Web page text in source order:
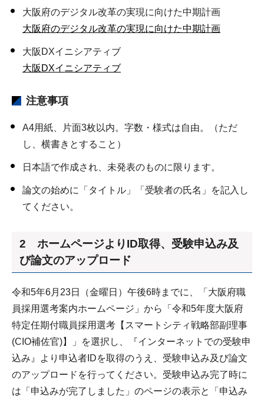
大阪府のデジタル改革の実現に向けた中期計画
大阪府のデジタル改革の実現に向けた中期計画
大阪DXイニシアティブ
大阪DXイニシアティブ
注意事項
A4用紙、片面3枚以内。字数・様式は自由。（ただ
し、横書きとすること）
日本語で作成され、未発表のものに限ります。
論文の始めに「タイトル」「受験者の氏名」を記入し
てください。
2 ホームページよりID取得、受験申込み及
び論文のアップロード
令和5年6月23日（金曜日）午後6時までに、「大阪府職
員採用選考案内ホームページ」から「令和5年度大阪府
特定任期付職員採用選考【スマートシティ戦略部副理事
(CIO補佐官)】」を選択し、『インターネットでの受験申
込み』より申込者IDを取得のうえ、受験申込み及び論文
のアップロードを行ってください。受験申込み完了時に
は「申込みが完了しました」のページの表示と「申込み